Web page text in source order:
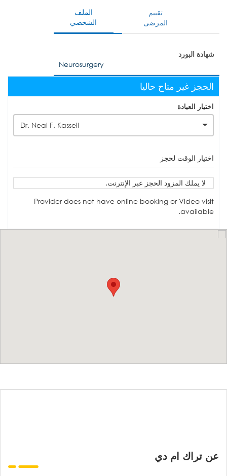
الملف
الشخصي
تقييم
المرضى
شهادة البورد
Neurosurgery
الحجز غير متاح حاليا
اختيار العيادة
Dr. Neal F. Kassell
اختيار الوقت لحجز
لا يملك المزود الحجز عبر الإنترنت.
Provider does not have online booking or Video visit
available.
عن تراك ام دي